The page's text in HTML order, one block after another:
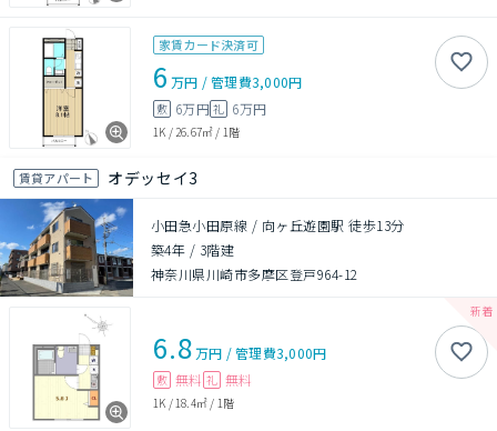
家賃カード決済可
6 万円 /管理費3,000円
敷 6万円礼 6万円
1K /26.67㎡ / 1階
賃貸アパート オデッセイ3
小田急小田原線 / 向ヶ丘遊園駅 徒歩13分
築4年 / 3階建
神奈川県川崎市多摩区登戸964-12
6.8万円 /管理費3,000円
敷 無料 礼 無料
1K / 18.4㎡ / 1階